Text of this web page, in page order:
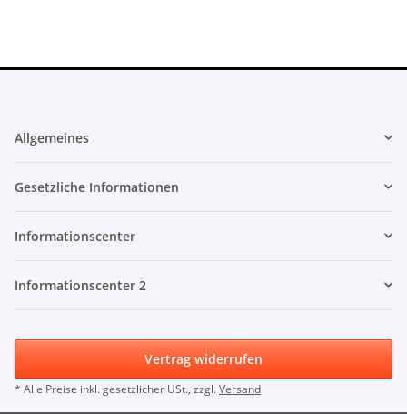
Allgemeines
Gesetzliche Informationen
Informationscenter
Informationscenter 2
Vertrag widerrufen
* Alle Preise inkl. gesetzlicher USt., zzgl.Versand